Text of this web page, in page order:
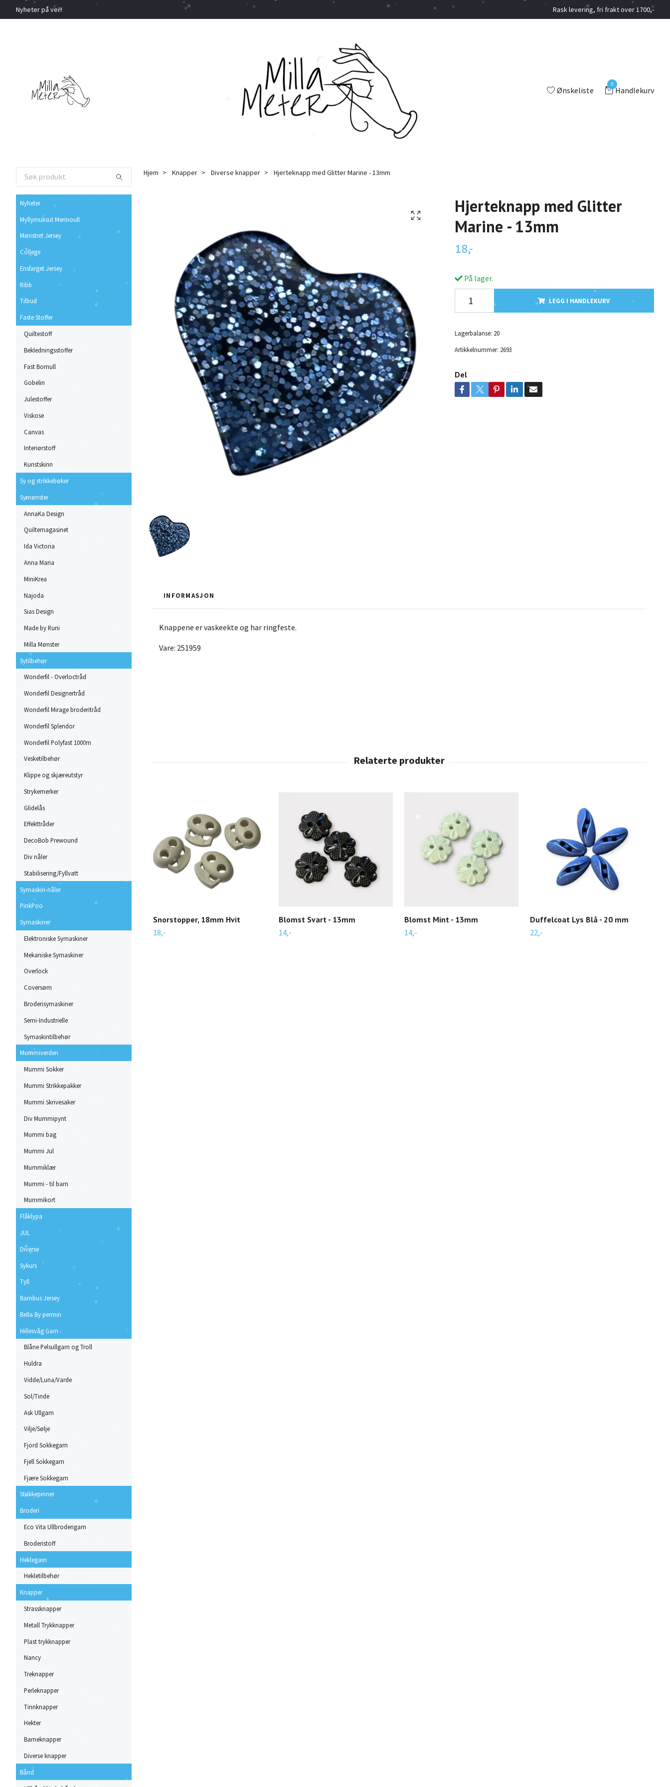
Nyheter på vei!! Rask levering, fri frakt over 1700,-
Ønskeliste
0
Handlekurv
Nyheter
Myllymuksut Merinoull
Mønstret Jersey
College
Ensfarget Jersey
Ribb
Tilbud
Faste Stoffer
Quiltestoff
Bekledningsstoffer
Fast Bomull
Gobelin
Julestoffer
Viskose
Canvas
Interiørstoff
Kunstskinn
Sy og strikkebøker
Symønster
AnnaKa Design
Quiltemagasinet
Ida Victoria
Anna Maria
MiniKrea
Najoda
Sias Design
Made by Runi
Milla Mønster
Sytilbehør
Wonderfil - Overloctråd
Wonderfil Designertråd
Wonderfil Mirage broderitråd
Wonderfil Splendor
Wonderfil Polyfast 1000m
Vesketilbehør
Klippe og skjæreutstyr
Strykemerker
Glidelås
Effekttråder
DecoBob Prewound
Div nåler
Stabilisering/Fyllvatt
Symaskin-nåler
PinkPoo
Symaskiner
Elektroniske Symaskiner
Mekaniske Symaskiner
Overlock
Coversøm
Broderisymaskiner
Semi-Industrielle
Symaskintilbehør
Mummiverden
Mummi Sokker
Mummi Strikkepakker
Mummi Skrivesaker
Div Mummipynt
Mummi bag
Mummi Jul
Mummiklær
Mummi - til barn
Mummikort
Flåklypa
JUL
Diverse
Sykurs
Tyll
Bambus Jersey
Bella By permin
Hillesvåg Garn
Blåne Pelsullgarn og Troll
Huldra
Vidde/Luna/Varde
Sol/Tinde
Ask Ullgarn
Vilje/Sølje
Fjord Sokkegarn
Fjell Sokkegarn
Fjære Sokkegarn
Strikkepinner
Broderi
Eco Vita Ullbroderigarn
Broderistoff
Heklegarn
Hekletilbehør
Knapper
Strassknapper
Metall Trykknapper
Plast trykknapper
Nancy
Treknapper
Perleknapper
Tinnknapper
Hekter
Barneknapper
Diverse knapper
Bånd
Hjem Knapper Diverse knapper Hjerteknapp med Glitter Marine - 13mm
Hjerteknapp med Glitter
Marine - 13mm
18,-
På lager.
LEGG I HANDLEKURV
Lagerbalanse: 20
Artikkelnummer: 2693
Del
INFORMASJON
Knappene er vaskeekte og har ringfeste.
Vare: 251959
Snorstopper, 18mm Hvit
18,-
Blomst Svart - 13mm
14,-
Blomst Mint - 13mm
14,-
Duffelcoat Lys Blå - 20 mm
22,-